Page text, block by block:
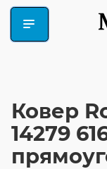
Ковер
14279